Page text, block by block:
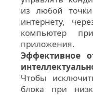
из любой
интернету,
компьютер
приложения.
Эффективное
Чтобы
блока при